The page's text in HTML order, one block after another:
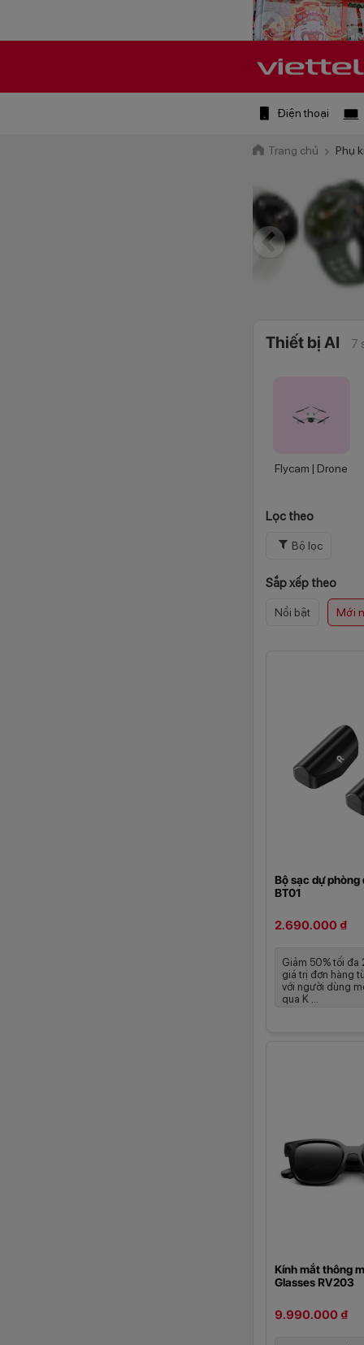
Điện thoại
Trang chủ Phụ
Thiết bị AI 7
Flycam | Drone
Lọc theo
Bộ lọc
Sắp xếp theo
Nổi bật Mới
Bộ sạc dự phòng
BT01
2.690.000 ₫
Giảm 50% tối
giá trị đơn hàng
với người dùng
qua K ...
Kính mắt thông
Glasses RV203
9.990.000 ₫